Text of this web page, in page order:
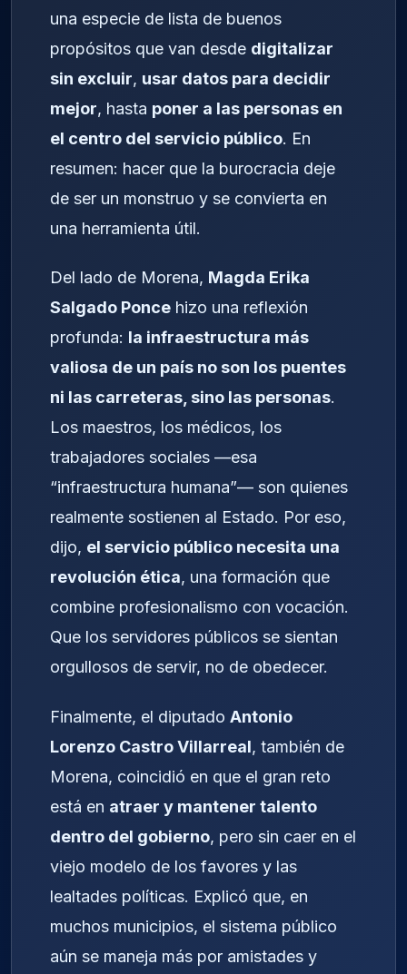
una especie de lista de buenos
propósitos que van desde digitalizar
sin excluir, usar datos para decidir
mejor, hasta poner a las personas en
el centro del servicio público. En
resumen: hacer que la burocracia deje
de ser un monstruo y se convierta en
una herramienta útil.
Del lado de Morena, Magda Erika
Salgado Ponce hizo una reflexión
profunda: la infraestructura más
valiosa de un país no son los puentes
ni las carreteras, sino las personas.
Los maestros, los médicos, los
trabajadores sociales —esa
“infraestructura humana”— son quienes
realmente sostienen al Estado. Por eso,
dijo, el servicio público necesita una
revolución ética, una formación que
combine profesionalismo con vocación.
Que los servidores públicos se sientan
orgullosos de servir, no de obedecer.
Finalmente, el diputado Antonio
Lorenzo Castro Villarreal, también de
Morena, coincidió en que el gran reto
está en atraer y mantener talento
dentro del gobierno, pero sin caer en el
viejo modelo de los favores y las
lealtades políticas. Explicó que, en
muchos municipios, el sistema público
aún se maneja más por amistades y